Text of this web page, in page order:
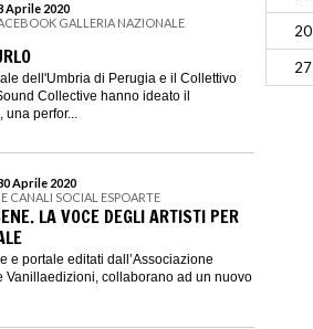
Aprile 2020
GALLERIA NAZIONALE
dell'Umbria di Perugia e il Collettivo
Collective hanno ideato il
perfor...
Aprile 2020
E CANALI SOCIAL ESPOARTE
LA VOCE DEGLI ARTISTI PER
e portale editati dall’Associazione
Vanillaedizioni, collaborano ad un nuovo
20
27